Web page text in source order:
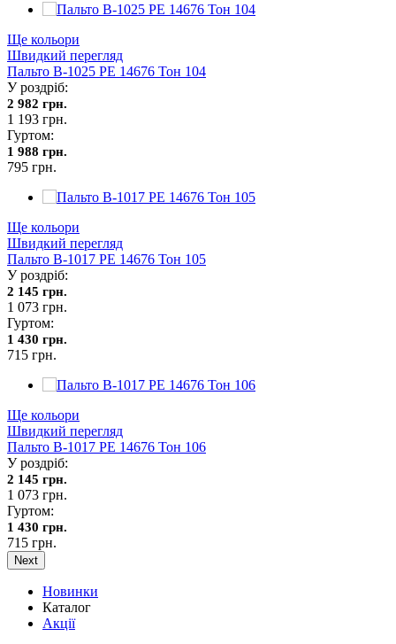
Ще кольори
Швидкий перегляд
Пальто В-1025 PE 14676 Тон 104
У роздріб:
2 982 грн.
1 193 грн.
Гуртом:
1 988 грн.
795 грн.
Ще кольори
Швидкий перегляд
Пальто В-1017 PE 14676 Тон 105
У роздріб:
2 145 грн.
1 073 грн.
Гуртом:
1 430 грн.
715 грн.
Ще кольори
Швидкий перегляд
Пальто В-1017 PE 14676 Тон 106
У роздріб:
2 145 грн.
1 073 грн.
Гуртом:
1 430 грн.
715 грн.
Next
Новинки
Каталог
Акції